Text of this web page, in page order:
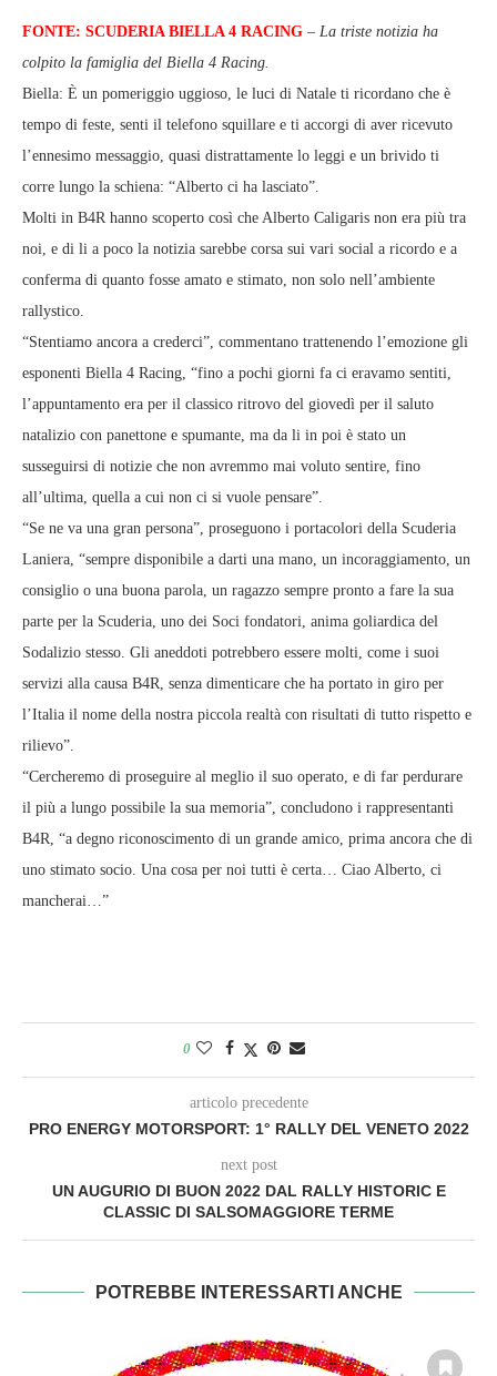
FONTE: SCUDERIA BIELLA 4 RACING – La triste notizia ha
colpito la famiglia del Biella 4 Racing.
Biella: È un pomeriggio uggioso, le luci di Natale ti ricordano che è
tempo di feste, senti il telefono squillare e ti accorgi di aver ricevuto
l’ennesimo messaggio, quasi distrattamente lo leggi e un brivido ti
corre lungo la schiena: “Alberto ci ha lasciato”.
Molti in B4R hanno scoperto così che Alberto Caligaris non era più tra
noi, e di li a poco la notizia sarebbe corsa sui vari social a ricordo e a
conferma di quanto fosse amato e stimato, non solo nell’ambiente
rallystico.
“Stentiamo ancora a crederci”, commentano trattenendo l’emozione gli
esponenti Biella 4 Racing, “fino a pochi giorni fa ci eravamo sentiti,
l’appuntamento era per il classico ritrovo del giovedì per il saluto
natalizio con panettone e spumante, ma da li in poi è stato un
susseguirsi di notizie che non avremmo mai voluto sentire, fino
all’ultima, quella a cui non ci si vuole pensare”.
“Se ne va una gran persona”, proseguono i portacolori della Scuderia
Laniera, “sempre disponibile a darti una mano, un incoraggiamento, un
consiglio o una buona parola, un ragazzo sempre pronto a fare la sua
parte per la Scuderia, uno dei Soci fondatori, anima goliardica del
Sodalizio stesso. Gli aneddoti potrebbero essere molti, come i suoi
servizi alla causa B4R, senza dimenticare che ha portato in giro per
l’Italia il nome della nostra piccola realtà con risultati di tutto rispetto e
rilievo”.
“Cercheremo di proseguire al meglio il suo operato, e di far perdurare
il più a lungo possibile la sua memoria”, concludono i rappresentanti
B4R, “a degno riconoscimento di un grande amico, prima ancora che di
uno stimato socio. Una cosa per noi tutti è certa… Ciao Alberto, ci
mancherai…”
0
articolo precedente
PRO ENERGY MOTORSPORT: 1° RALLY DEL VENETO 2022
next post
UN AUGURIO DI BUON 2022 DAL RALLY HISTORIC E
CLASSIC DI SALSOMAGGIORE TERME
POTREBBE INTERESSARTI ANCHE